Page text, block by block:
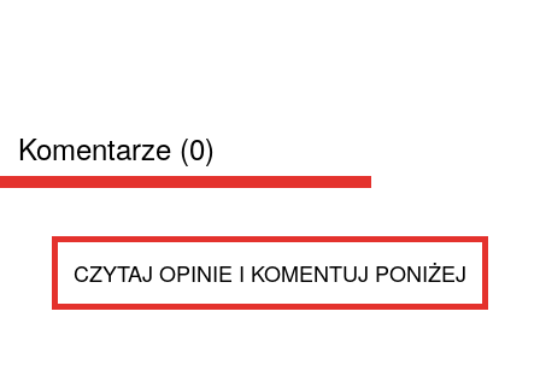
Komentarze (0)
CZYTAJ OPINIE I KOMENTUJ PONIŻEJ